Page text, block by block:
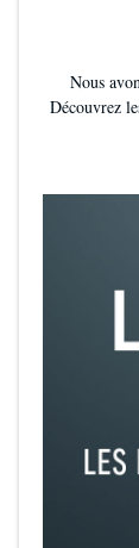
Nous
Découvrez